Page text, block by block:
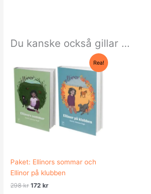
Du kanske också gillar …
Rea!
Paket: Ellinors sommar och
Ellinor på klubben
298kr
ursprungliga
priset
var:
298 kr.
172kr
nuvarande
172 kr.